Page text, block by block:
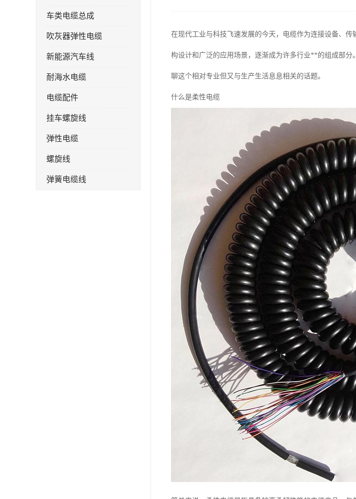
车类电缆总成
吹灰器弹性电缆
新能源汽车线
耐海水电缆
电缆配件
挂车螺旋线
弹性电缆
螺旋线
弹簧电缆线
在现代工业与科技飞速发展的今天，电缆作为连接设备、
构设计和广泛的应用场景，逐渐成为许多行业**的组成部
聊这个相对专业但又与生产生活息息相关的话题。
什么是柔性电缆